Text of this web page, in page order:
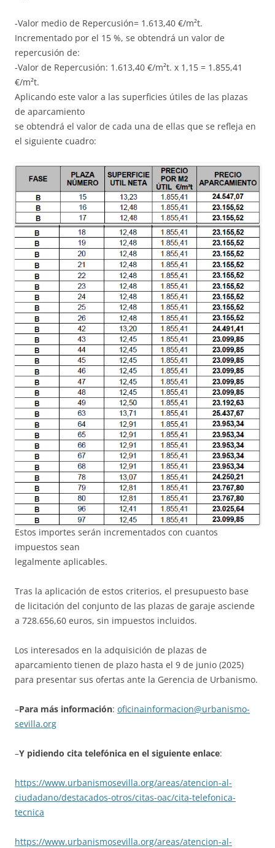
-Valor medio de Repercusión= 1.613,40 €/m²t.
Incrementado por el 15 %, se obtendrá un valor de
repercusión de:
-Valor de Repercusión: 1.613,40 €/m²t. x 1,15 = 1.855,41
€/m²t.
Aplicando este valor a las superficies útiles de las plazas
de aparcamiento
se obtendrá el valor de cada una de ellas que se refleja en
el siguiente cuadro:
Estos importes serán incrementados con cuantos
impuestos sean
legalmente aplicables.
Tras la aplicación de estos criterios, el presupuesto base
de licitación del conjunto de las plazas de garaje asciende
a 728.656,60 euros, sin impuestos incluidos.
Los interesados en la adquisición de plazas de
aparcamiento tienen de plazo hasta el 9 de junio (2025)
para presentar sus ofertas ante la Gerencia de Urbanismo.
–Para más información: oficinainformacion@urbanismo-
sevilla.org
–Y pidiendo cita telefónica en el siguiente enlace:
https://www.urbanismosevilla.org/areas/atencion-al-
ciudadano/destacados-otros/citas-oac/cita-telefonica-
tecnica
https://www.urbanismosevilla.org/areas/atencion-al-